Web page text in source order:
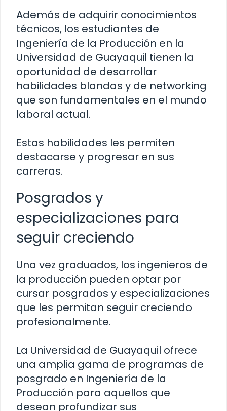
Además de adquirir conocimientos
técnicos, los estudiantes de
Ingeniería de la Producción en la
Universidad de Guayaquil tienen la
oportunidad de desarrollar
habilidades blandas y de networking
que son fundamentales en el mundo
laboral actual.
Estas habilidades les permiten
destacarse y progresar en sus
carreras.
Posgrados y
especializaciones para
seguir creciendo
Una vez graduados, los ingenieros de
la producción pueden optar por
cursar posgrados y especializaciones
que les permitan seguir creciendo
profesionalmente.
La Universidad de Guayaquil ofrece
una amplia gama de programas de
posgrado en Ingeniería de la
Producción para aquellos que
desean profundizar sus